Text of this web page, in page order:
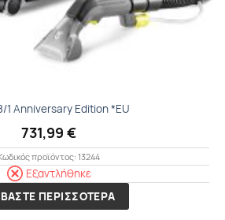
1 Anniversary Edition *EU
731,99 €
προϊόντος: 13244
Εξαντλήθηκε
ΠΕΡΙΣΣΟΤΕΡΑ